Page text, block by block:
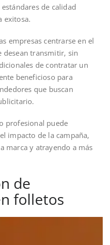
de calidad
exitosa.
empresas centrarse en el
desean transmitir, sin
de contratar un
beneficioso para
que buscan
profesional puede
impacto de la campaña,
marca y atrayendo a más
de
folletos